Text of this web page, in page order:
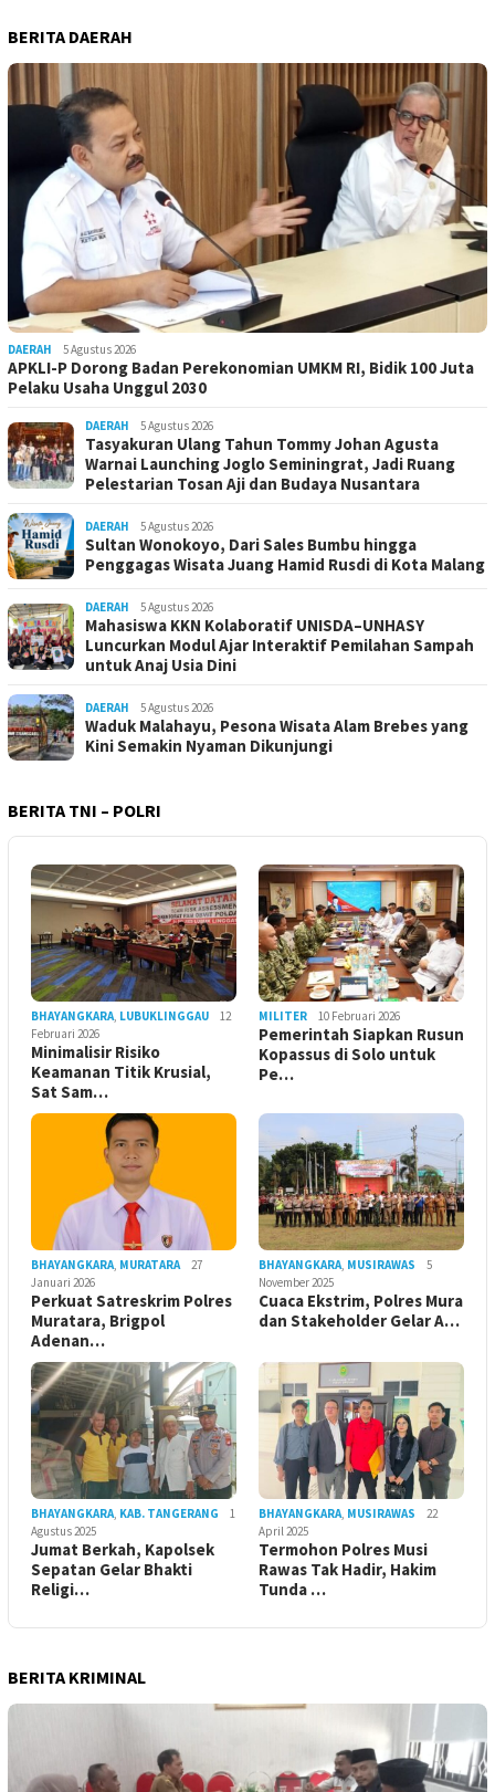
BERITA DAERAH
DAERAH 5 Agustus 2026
APKLI-P Dorong Badan Perekonomian UMKM RI, Bidik 100 Juta
Pelaku Usaha Unggul 2030
DAERAH 5 Agustus 2026
Tasyakuran Ulang Tahun Tommy Johan Agusta
Warnai Launching Joglo Seminingrat, Jadi Ruang
Pelestarian Tosan Aji dan Budaya Nusantara
DAERAH 5 Agustus 2026
Sultan Wonokoyo, Dari Sales Bumbu hingga
Penggagas Wisata Juang Hamid Rusdi di Kota Malang
DAERAH 5 Agustus 2026
Mahasiswa KKN Kolaboratif UNISDA–UNHASY
Luncurkan Modul Ajar Interaktif Pemilahan Sampah
untuk Anaj Usia Dini
DAERAH 5 Agustus 2026
Waduk Malahayu, Pesona Wisata Alam Brebes yang
Kini Semakin Nyaman Dikunjungi
BERITA TNI – POLRI
BHAYANGKARA, LUBUKLINGGAU
12
Februari 2026
Minimalisir Risiko
Keamanan Titik Krusial,
Sat Sam…
MILITER 10 Februari 2026
Pemerintah Siapkan Rusun
Kopassus di Solo untuk
Pe…
BHAYANGKARA, MURATARA
27
Januari 2026
Perkuat Satreskrim Polres
Muratara, Brigpol
Adenan…
BHAYANGKARA, MUSIRAWAS
5
November 2025
Cuaca Ekstrim, Polres Mura
dan Stakeholder Gelar A…
BHAYANGKARA, KAB. TANGERANG
1
Agustus 2025
Jumat Berkah, Kapolsek
Sepatan Gelar Bhakti
Religi…
BHAYANGKARA, MUSIRAWAS
22
April 2025
Termohon Polres Musi
Rawas Tak Hadir, Hakim
Tunda …
BERITA KRIMINAL